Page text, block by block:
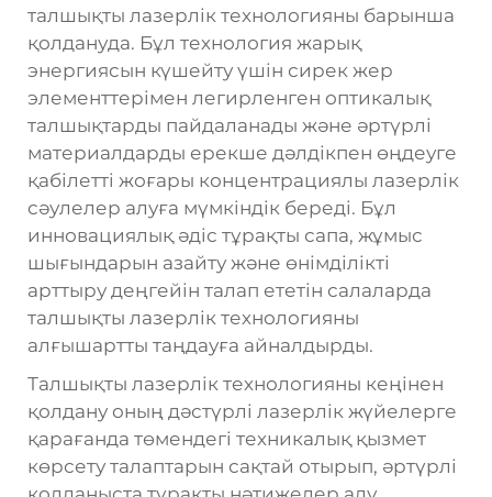
талшықты лазерлік технологияны барынша
қолдануда. Бұл технология жарық
энергиясын күшейту үшін сирек жер
элементтерімен легирленген оптикалық
талшықтарды пайдаланады және әртүрлі
материалдарды ерекше дәлдікпен өңдеуге
қабілетті жоғары концентрациялы лазерлік
сәулелер алуға мүмкіндік береді. Бұл
инновациялық әдіс тұрақты сапа, жұмыс
шығындарын азайту және өнімділікті
арттыру деңгейін талап ететін салаларда
талшықты лазерлік технологияны
алғышартты таңдауға айналдырды.
Талшықты лазерлік технологияны кеңінен
қолдану оның дәстүрлі лазерлік жүйелерге
қарағанда төмендегі техникалық қызмет
көрсету талаптарын сақтай отырып, әртүрлі